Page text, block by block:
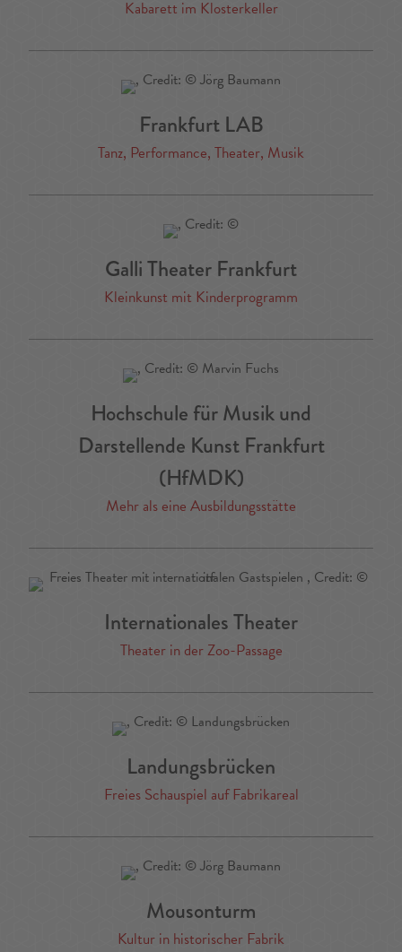
Kabarett im Klosterkeller
Frankfurt LAB
Tanz, Performance, Theater, Musik
Galli Theater Frankfurt
Kleinkunst mit Kinderprogramm
Hochschule für Musik und
Darstellende Kunst Frankfurt
(HfMDK)
Mehr als eine Ausbildungsstätte
Internationales Theater
Theater in der Zoo-Passage
Landungsbrücken
Freies Schauspiel auf Fabrikareal
Mousonturm
Kultur in historischer Fabrik